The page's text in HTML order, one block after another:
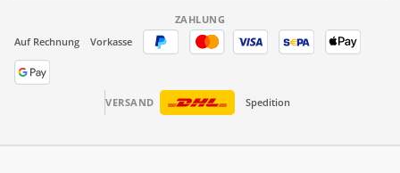
ZAHLUNG
Auf Rechnung
Vorkasse
VERSAND Spedition